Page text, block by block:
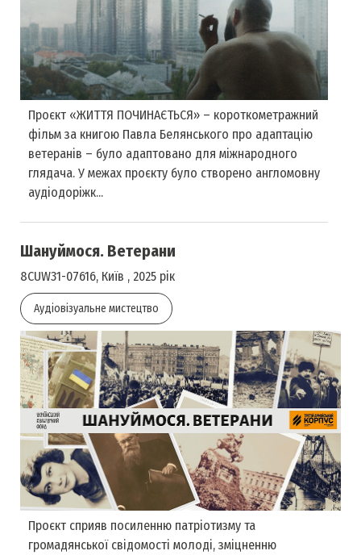
Проєкт «ЖИТТЯ ПОЧИНАЄТЬСЯ» – короткометражний
фільм за книгою Павла Белянського про адаптацію
ветеранів – було адаптовано для міжнародного
глядача. У межах проєкту було створено англомовну
аудіодоріжк...
Шануймося. Ветерани
8CUW31-07616, Київ , 2025 рік
Аудіовізуальне мистецтво
Проєкт сприяв посиленню патріотизму та
громадянської свідомості молоді, зміцненню